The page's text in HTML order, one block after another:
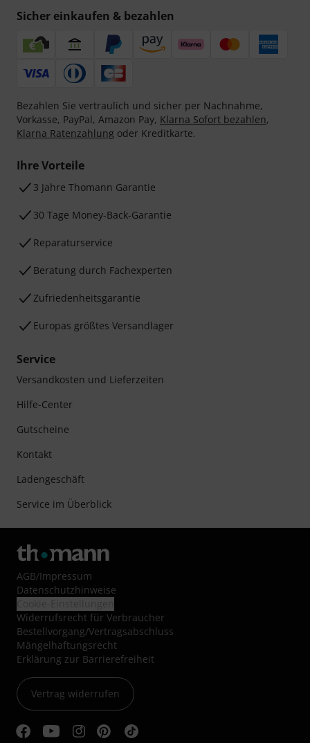
Sicher einkaufen & bezahlen
Bezahlen Sie vertraulich und sicher per Nachnahme,
Vorkasse, PayPal, Amazon Pay, Klarna Sofort bezahlen,
Klarna Ratenzahlung oder Kreditkarte.
Ihre Vorteile
3 Jahre Thomann Garantie
30 Tage Money-Back-Garantie
Reparaturservice
Beratung durch Fachexperten
Zufriedenheitsgarantie
Europas größtes Versandlager
Service
Versandkosten und Lieferzeiten
Hilfe-Center
Gutscheine
Kontakt
Ladengeschäft
Service im Überblick
AGB/Impressum
Datenschutzhinweise
Widerrufsrecht für Verbraucher
Bestellvorgang/Vertragsabschluss
Mängelhaftungsrecht
Erklärung zur Barrierefreiheit
Vertrag widerrufen